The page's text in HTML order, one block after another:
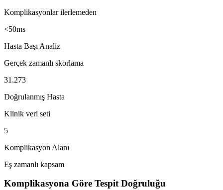
Komplikasyonlar ilerlemeden
<50ms
Hasta Başı Analiz
Gerçek zamanlı skorlama
31.273
Doğrulanmış Hasta
Klinik veri seti
5
Komplikasyon Alanı
Eş zamanlı kapsam
Komplikasyona Göre Tespit Doğruluğu